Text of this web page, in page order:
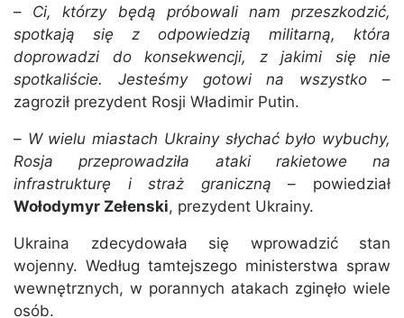
– Ci, którzy będą próbowali nam przeszkodzić,
spotkają się z odpowiedzią militarną, która
doprowadzi do konsekwencji, z jakimi się nie
spotkaliście. Jesteśmy gotowi na wszystko –
zagroził prezydent Rosji Władimir Putin.
– W wielu miastach Ukrainy słychać było wybuchy,
Rosja przeprowadziła ataki rakietowe na
infrastrukturę i straż graniczną – powiedział
Wołodymyr Zełenski, prezydent Ukrainy.
Ukraina zdecydowała się wprowadzić stan
wojenny. Według tamtejszego ministerstwa spraw
wewnętrznych, w porannych atakach zginęło wiele
osób.